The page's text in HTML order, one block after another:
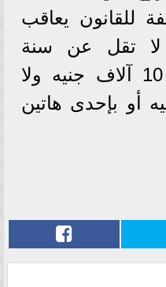
للقانون يعاقب
لا تقل عن سنة
وبغرامة لا تقل عن 10 آلاف جنيه ولا
ألف جنيه أو بإحدى هاتين